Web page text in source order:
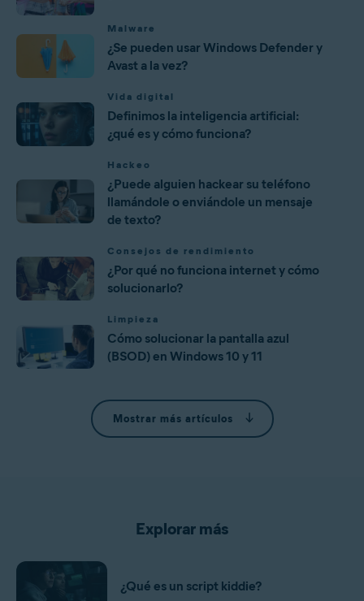
Malware
¿Se pueden usar Windows Defender y
Avast a la vez?
Vida digital
Definimos la inteligencia artificial:
¿qué es y cómo funciona?
Hackeo
¿Puede alguien hackear su teléfono
llamándole o enviándole un mensaje
de texto?
Consejos de rendimiento
¿Por qué no funciona internet y cómo
solucionarlo?
Limpieza
Cómo solucionar la pantalla azul
(BSOD) en Windows 10 y 11
Mostrar más artículos
Explorar más
¿Qué es un script kiddie?